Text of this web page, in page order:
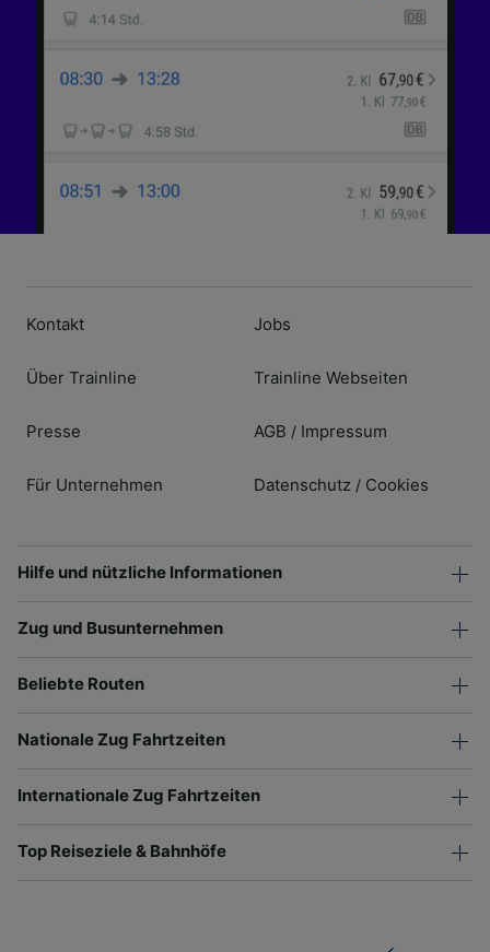
Kontakt
Über Trainline
Presse
Für Unternehmen
Jobs
Trainline Webseiten
AGB / Impressum
Datenschutz / Cookies
Hilfe und nützliche Informationen
Zug und Busunternehmen
Beliebte Routen
Nationale Zug Fahrtzeiten
Internationale Zug Fahrtzeiten
Top Reiseziele & Bahnhöfe